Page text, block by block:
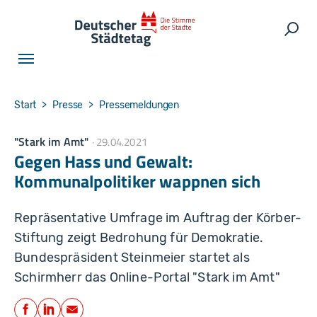
You are here:
Start Presse Pressemeldungen
"Stark im Amt" 29.04.2021
Gegen Hass und Gewalt:
Kommunalpolitiker wappnen sich
Repräsentative Umfrage im Auftrag der Körber-
Stiftung zeigt Bedrohung für Demokratie.
Bundespräsident Steinmeier startet als
Schirmherr das Online-Portal "Stark im Amt"
Teilen